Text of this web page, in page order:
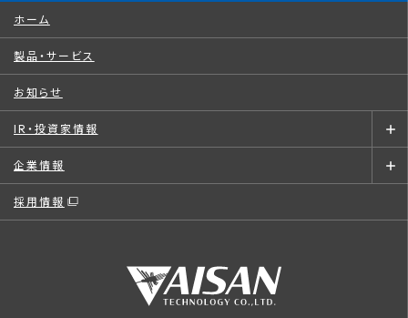
ホーム
製品・サービス
お知らせ
IR・投資家情報
企業情報
採用情報